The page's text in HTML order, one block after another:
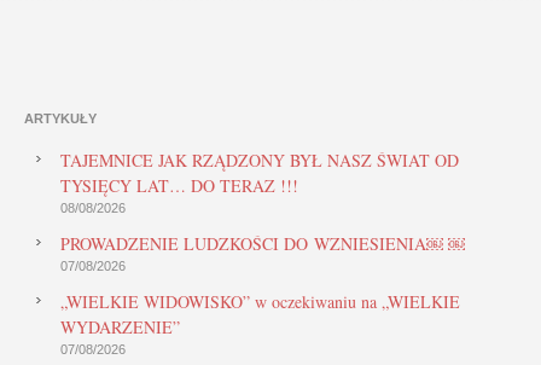
ARTYKUŁY
TAJEMNICE JAK RZĄDZONY BYŁ NASZ ŚWIAT OD
TYSIĘCY LAT… DO TERAZ !!!
08/08/2026
PROWADZENIE LUDZKOŚCI DO WZNIESIENIA￼ ￼
07/08/2026
„WIELKIE WIDOWISKO” w oczekiwaniu na „WIELKIE
WYDARZENIE”
07/08/2026